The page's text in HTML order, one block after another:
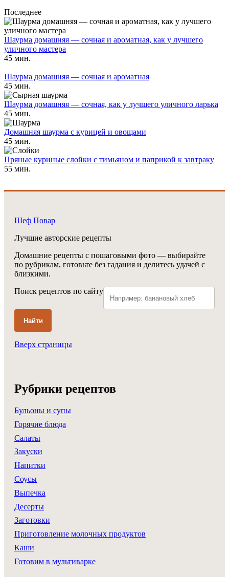
Последнее
Шаурма домашняя — сочная и ароматная, как у лучшего
уличного мастера
45 мин.
Шаурма домашняя — сочная и ароматная
45 мин.
Шаурма домашняя — сочная, как у лучшего уличного ларька
45 мин.
Домашняя шаурма с курицей и овощами
45 мин.
Пряные куриные слойки с тимьяном и паприкой к завтраку
55 мин.
Шеф Повар
Лучшие авторские рецепты
Домашние рецепты с пошаговыми фото — выбирайте
по рубрикам, готовьте без гадания и делитесь удачей с
близкими.
Поиск рецептов по сайту
Найти
Вверх страницы
Рубрики рецептов
Бульоны и супы
Горячие блюда
Салаты
Закуски
Напитки
Соусы
Выпечка
Десерты
Заготовки
Приготовление молочных продуктов
Каши
Готовим в мультиварке